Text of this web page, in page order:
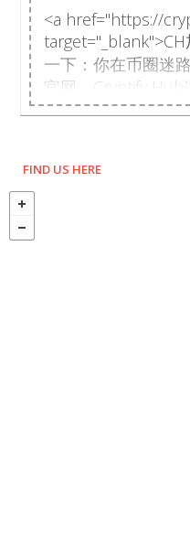
<a href="https://
一下：你在币圈迷
官网。Cryptify
了几百个地点。但
网址大全。
FIND US HERE